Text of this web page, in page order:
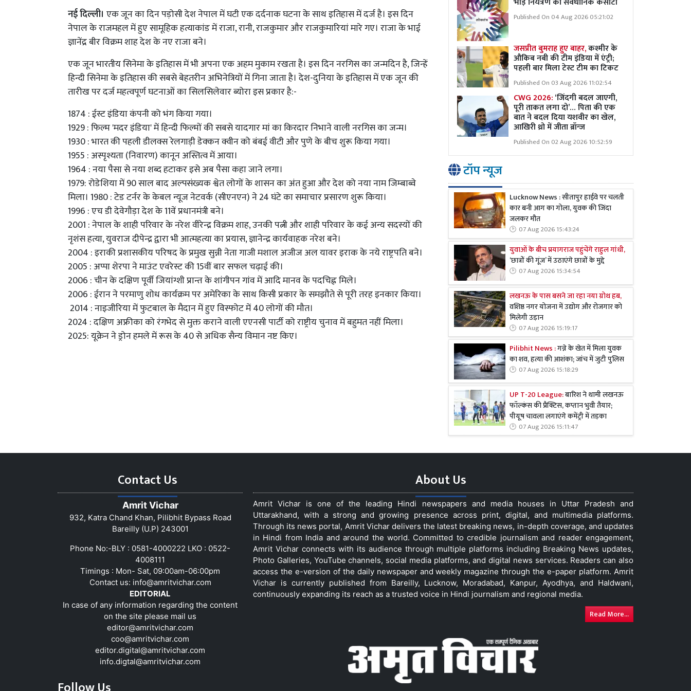
नई दिल्ली। एक जून का दिन पड़ोसी देश नेपाल में घटी एक दर्दनाक घटना के साथ इतिहास में दर्ज है। इस दिन
नेपाल के राजमहल में हुए सामूहिक हत्याकांड में राजा, रानी, राजकुमार और राजकुमारियां मारे गए। राजा के भाई
ज्ञानेंद्र बीर विक्रम शाह देश के नए राजा बने।
एक जून भारतीय सिनेमा के इतिहास में भी अपना एक अहम मुकाम रखता है। इस दिन नरगिस का जन्मदिन है, जिन्हें
हिन्दी सिनेमा के इतिहास की सबसे बेहतरीन अभिनेत्रियों में गिना जाता है। देश-दुनिया के इतिहास में एक जून की
तारीख पर दर्ज महत्वपूर्ण घटनाओं का सिलसिलेवार ब्योरा इस प्रकार है:-
1874 : ईस्ट इंडिया कंपनी को भंग किया गया।
1929 : फिल्म 'मदर इंडिया' में हिन्दी फिल्मों की सबसे यादगार मां का किरदार निभाने वाली नरगिस का जन्म।
1930 : भारत की पहली डीलक्स रेलगाड़ी डेक्कन क्वीन को बंबई वीटी और पुणे के बीच शुरू किया गया।
1955 : अस्पृश्यता (निवारण) कानून अस्तित्व में आया।
1964 : नया पैसा से नया शब्द हटाकर इसे अब पैसा कहा जाने लगा।
1979: रोडेशिया में 90 साल बाद अल्पसंख्यक श्वेत लोगों के शासन का अंत हुआ और देश को नया नाम जिम्बाब्वे
मिला। 1980 : टेड टर्नर के केबल न्यूज नेटवर्क (सीएनएन) ने 24 घंटे का समाचार प्रसारण शुरू किया।
1996 : एच डी देवेगौड़ा देश के 11वें प्रधानमंत्री बने।
2001 : नेपाल के शाही परिवार के नरेश वीरेन्द्र विक्रम शाह, उनकी पत्नी और शाही परिवार के कई अन्य सदस्यों की
नृशंस हत्या, युवराज दीपेन्द्र द्वारा भी आत्महत्या का प्रयास, ज्ञानेन्द्र कार्यवाहक नरेश बने।
2004 : इराकी प्रशासकीय परिषद के प्रमुख सुन्नी नेता गाजी मशाल अजीज अल यावर इराक के नये राष्ट्रपति बने।
2005 : अप्पा शेरपा ने माउंट एवरेस्ट की 15वीं बार सफल चढ़ाई की।
2006 : चीन के दक्षिण पूर्वी जियांग्शी प्रान्त के शांगीपन गांव में आदि मानव के पदचिह्न मिले।
2006 : ईरान ने परमाणु शोध कार्यक्रम पर अमेरिका के साथ किसी प्रकार के समझौते से पूरी तरह इनकार किया।
2014 : नाइजीरिया में फुटबाल के मैदान में हुए विस्फोट में 40 लोगों की मौत।
2024 : दक्षिण अफ्रीका को रंगभेद से मुक्त कराने वाली एएनसी पार्टी को राष्ट्रीय चुनाव में बहुमत नहीं मिला।
2025: यूक्रेन ने ड्रोन हमले में रूस के 40 से अधिक सैन्य विमान नष्ट किए।
Published On 04 Aug 2026 05:21:02
जसप्रीत बुमराह हुए बाहर,कश्मीर के
औकिब नबी की टीम इंडिया में एंट्री;
पहली बार मिला टेस्ट टीम का टिकट
Published On 03 Aug 2026 11:02:54
CWG 2026:‘जिंदगी बदल जाएगी,
पूरी ताकत लगा दो’… पिता की एक
बात ने बदल दिया यशवीर का खेल,
आखिरी थ्रो में जीता ब्रॉन्ज
Published On 02 Aug 2026 10:52:59
टॉप न्यूज
Lucknow News : सीतापुर हाईवे पर चलती
कार बनी आग का गोला, युवक की जिंदा
जलकर मौत
07 Aug 2026 15:43:24
युवाओं के बीच प्रयागराज पहुंचेंगे राहुल गांधी,
‘छात्रों की गूंज’ में उठाएंगे छात्रों के मुद्दे
07 Aug 2026 15:34:54
लखनऊ के पास बसने जा रहा नया ग्रोथ हब,
वशिष्ठ नगर योजना में उद्योग और रोजगार को
मिलेगी उड़ान
07 Aug 2026 15:19:17
Pilibhit News :गन्ने के खेत में मिला युवक
का शव, हत्या की आशंका; जांच में जुटी पुलिस
07 Aug 2026 15:18:29
UP T-20 League:बारिश ने थामी लखनऊ
फॉल्कंस की प्रैक्टिस, कप्तान भुवी तैयार;
पीयूष चावला लगाएंगे कमेंट्री में तड़का
07 Aug 2026 15:11:47
Contact Us
Amrit Vichar
932, Katra Chand Khan, Pilibhit Bypass Road
Bareilly (U.P) 243001
Phone No:-BLY : 0581-4000222 LKO : 0522-
4008111
Timings : Mon- Sat, 09:00am-06:00pm
Contact us: info@amritvichar.com
EDITORIAL
In case of any information regarding the content
on the site please mail us
editor@amritvichar.com
coo@amritvichar.com
editor.digital@amritvichar.com
info.digtal@amritvichar.com
About Us
Amrit Vichar is one of the leading Hindi newspapers and media houses in Uttar Pradesh and
Uttarakhand, with a strong and growing presence across print, digital, and multimedia platforms.
Through its news portal, Amrit Vichar delivers the latest breaking news, in-depth coverage, and updates
in Hindi from India and around the world. Committed to credible journalism and reader engagement,
Amrit Vichar connects with its audience through multiple platforms including Breaking News updates,
Photo Galleries, YouTube channels, social media platforms, and digital news services. Readers can also
access the e-version of the daily newspaper and weekly magazine through the e-paper platform. Amrit
Vichar is currently published from Bareilly, Lucknow, Moradabad, Kanpur, Ayodhya, and Haldwani,
continuously expanding its reach as a trusted voice in Hindi journalism and regional media.
Read More...